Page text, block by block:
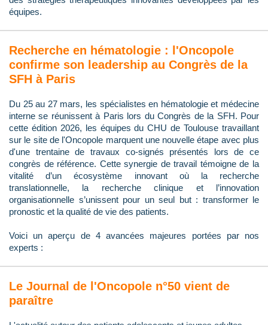
équipes.
Recherche en hématologie : l'Oncopole
confirme son leadership au Congrès de la
SFH à Paris
Du 25 au 27 mars, les spécialistes en hématologie et médecine
interne se réunissent à Paris lors du Congrès de la SFH. Pour
cette édition 2026, les équipes du CHU de Toulouse travaillant
sur le site de l'Oncopole marquent une nouvelle étape avec plus
d'une trentaine de travaux co-signés présentés lors de ce
congrès de référence. Cette synergie de travail témoigne de la
vitalité d’un écosystème innovant où la recherche
translationnelle, la recherche clinique et l’innovation
organisationnelle s’unissent pour un seul but : transformer le
pronostic et la qualité de vie des patients.
Voici un aperçu de 4 avancées majeures portées par nos
experts :
Le Journal de l'Oncopole n°50 vient de
paraître